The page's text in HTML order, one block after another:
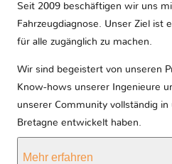
Seit 2009 beschäftigen wir uns
Fahrzeugdiagnose. Unser Ziel ist
für alle zugänglich zu machen.
Wir sind begeistert von unseren
Know-hows unserer Ingenieure
unserer Community vollständig
Bretagne entwickelt haben.
Mehr erfahren